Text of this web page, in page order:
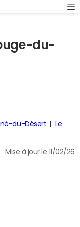
du-
du-Désert
Le
Mise à jour le 11/02/26